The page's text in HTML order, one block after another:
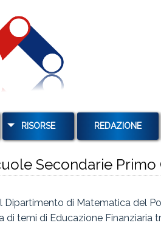
RISORSE
TAN E TAEG
TASSI DI INTERESSE E
REDAZIONE
Secondarie Primo
Dipartimento di Matematica del
di temi di Educazione